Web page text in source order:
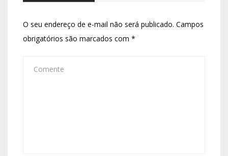
O seu endereço de e-mail não será publicado. Campos
obrigatórios são marcados com *